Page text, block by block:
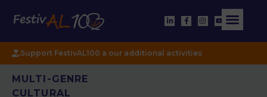
Support FestivAL100 a our additional activities
MULTI-GENRE
CULTURAL